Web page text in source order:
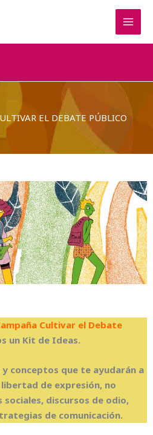
EL DEBATE PÚBLICO
Cultivar el Debate
un Kit de Ideas.
conceptos que te ayudarán a
de expresión, no
sociales, discursos de odio,
de comunicación.